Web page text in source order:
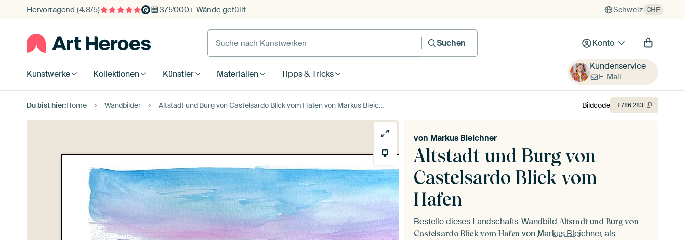
Hervorragend (4.8/5) 375'000+ Wände gefüllt Schweiz CHF
Suche nach Kunstwerken
Suchen
Konto
Kunstwerke Kollektionen Künstler Materialien Tipps & Tricks
Kundenservice
E-Mail
Du bist hier:Home Wandbilder Altstadt und Burg von Castelsardo Blick vom Hafen von Markus Bleichner
Altstadt und Burg von
Castelsardo Blick vom
Hafen
von Markus Bleichner
Bestelle dieses Landschafts-Wandbild Altstadt und Burg von
Castelsardo Blick vom Hafen von Markus Bleichnerals
Bildcode 1786283